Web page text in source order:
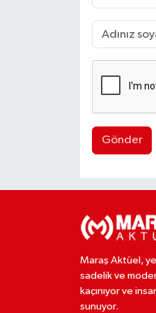
Gönder
Maraş Aktüel,
sadelik ve
kaçınıyor ve
sunuyor.